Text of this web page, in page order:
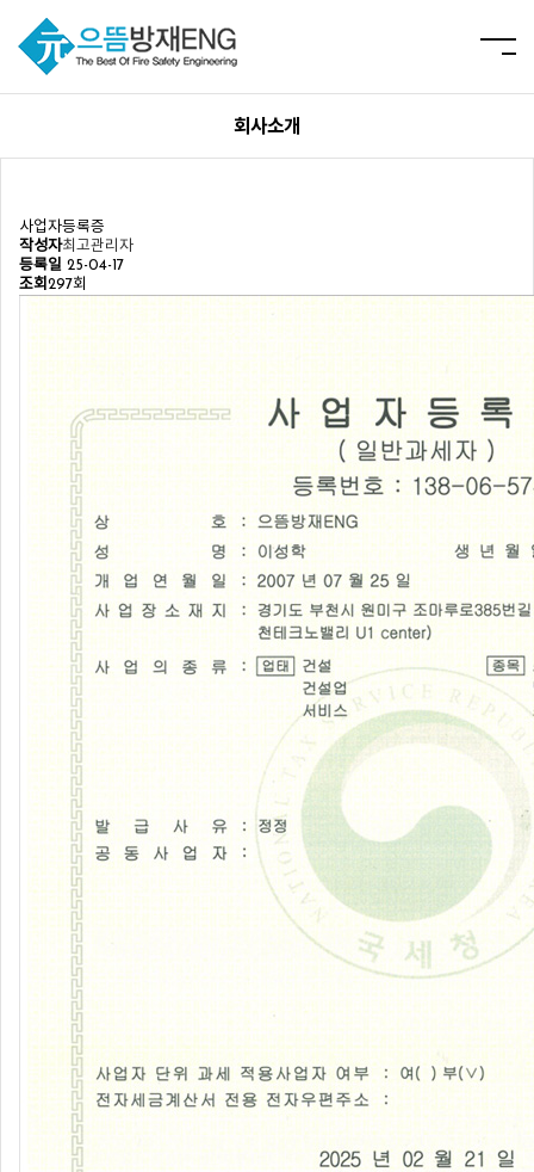
회사소개
사업자등록증
작성자최고관리자
등록일 25-04-17
조회 297회